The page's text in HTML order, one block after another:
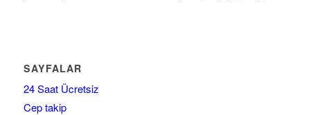
SAYFALAR
24 Saat Ücretsiz
Cep takip